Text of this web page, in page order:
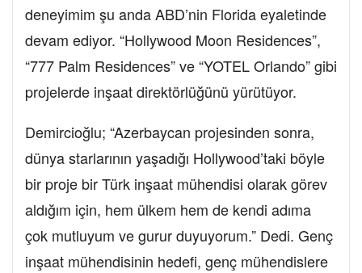
deneyimim şu anda ABD’nin Florida eyaletinde
devam ediyor. “Hollywood Moon Residences”,
“777 Palm Residences” ve “YOTEL Orlando” gibi
projelerde inşaat direktörlüğünü yürütüyor.
Demircioğlu; “Azerbaycan projesinden sonra,
dünya starlarının yaşadığı Hollywood’taki böyle
bir proje bir Türk inşaat mühendisi olarak görev
aldığım için, hem ülkem hem de kendi adıma
çok mutluyum ve gurur duyuyorum.” Dedi. Genç
inşaat mühendisinin hedefi, genç mühendislere